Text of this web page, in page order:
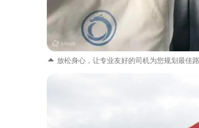
放松身心，让专业友好的司机为您规划最佳